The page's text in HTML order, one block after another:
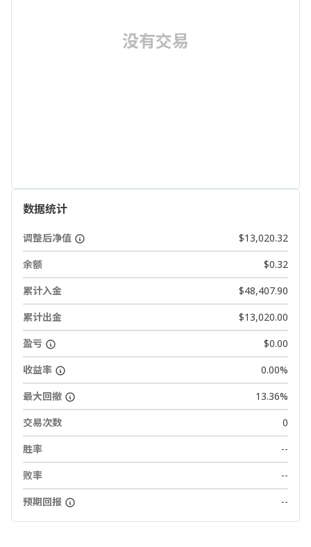
没有交易
数据统计
调整后净值
$13,020.32
余额
$0.32
累计入金
$48,407.90
累计出金
$13,020.00
盈亏
$0.00
收益率
0.00%
最大回撤
13.36%
交易次数
0
胜率
--
败率
--
预期回报
--